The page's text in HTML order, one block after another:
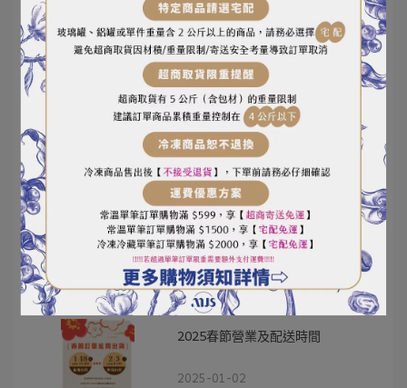
小磨坊廟口小吃系列買三送一到
6/30
2025-05-12
小磨坊
JETINNO品牌購機優惠
2025-04-17
JETINNO
2025春節營業及配送時間
2025-01-02